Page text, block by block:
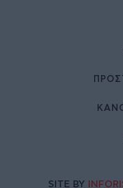
SITE BY